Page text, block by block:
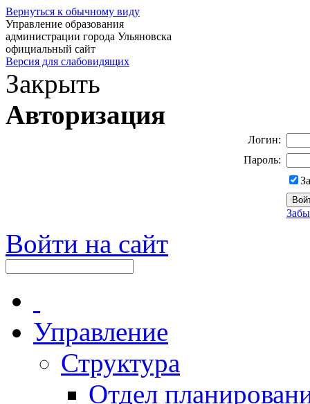
Вернуться к обычному виду
Управление образования
администрации города Ульяновска
официальный сайт
Версия для слабовидящих
Закрыть
Авторизация
Логин:
Пароль:
Войти на сайт
Управление
Структура
Отдел